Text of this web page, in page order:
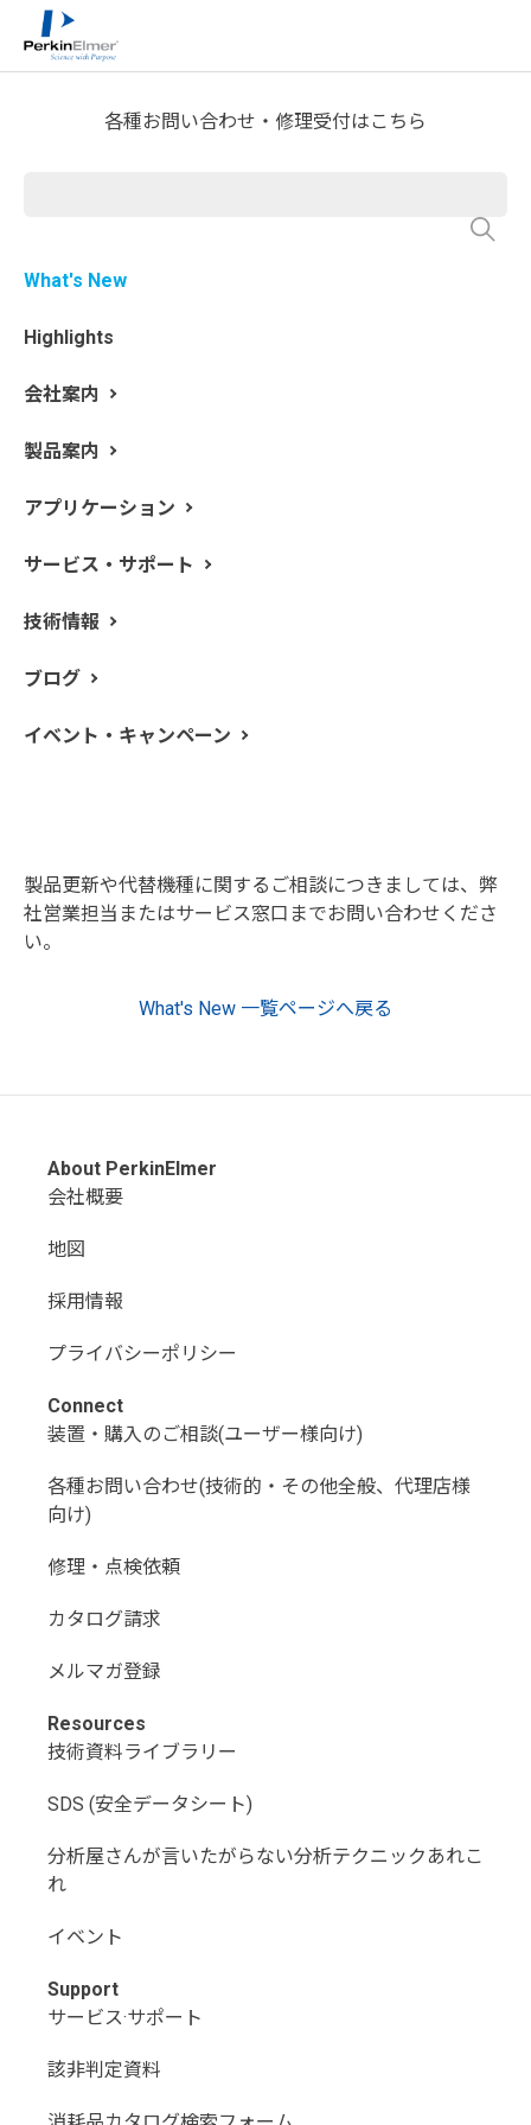
各種お問い合わせ・修理受付はこちら
What's New
Highlights
会社案内
製品案内
アプリケーション
サービス・サポート
技術情報
ブログ
イベント・キャンペーン
ホーム
キセノン光源（L2251157）供
給終了のお知らせ
るパルスキセノン光源（製品番号：L2251157）につきま
これにより、対象製品に対する今後の保守サービスおよ
での対応となり、継続的なサポートを保証できない状況
■対象消耗品
製品更新や代替機種に関するご相談につきましては、弊
社営業担当またはサービス窓口までお問い合わせくださ
い。
What's New 一覧ページへ戻る
About PerkinElmer
会社概要
地図
採用情報
プライバシーポリシー
Connect
装置・購入のご相談(ユーザー様向け)
各種お問い合わせ(技術的・その他全般、代理店様
向け)
修理・点検依頼
カタログ請求
メルマガ登録
Resources
技術資料ライブラリー
SDS (安全データシート)
分析屋さんが言いたがらない分析テクニックあれこ
れ
イベント
Support
サービス·サポート
該非判定資料